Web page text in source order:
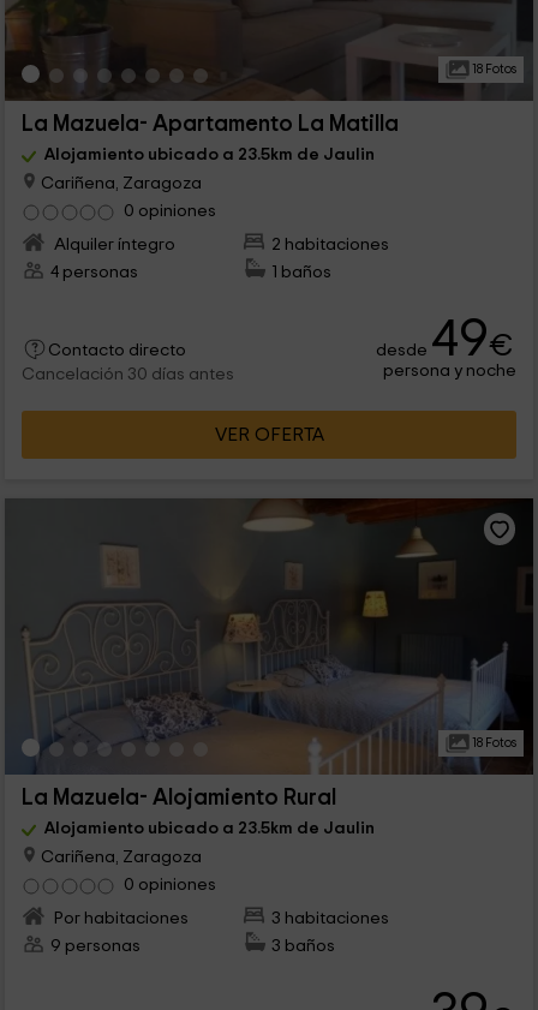
18 Fotos
La Mazuela- Apartamento La Matilla
Alojamiento ubicado a 23.5km de Jaulin
Cariñena, Zaragoza
0 opiniones
Alquiler íntegro
2 habitaciones
4 personas
1 baños
Contacto directo
Cancelación 30 días antes
desde 49€
persona y noche
VER OFERTA
18 Fotos
La Mazuela- Alojamiento Rural
Alojamiento ubicado a 23.5km de Jaulin
Cariñena, Zaragoza
0 opiniones
Por habitaciones
3 habitaciones
9 personas
3 baños